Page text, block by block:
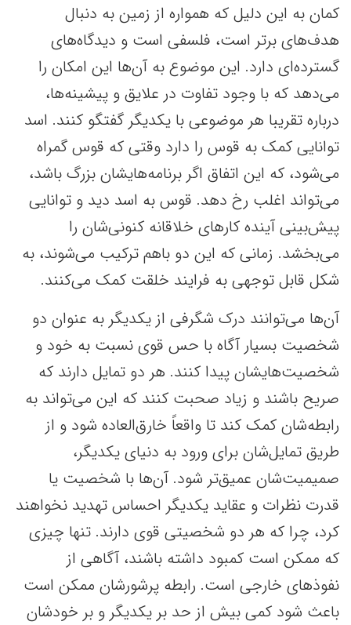
کمان به این دلیل که همواره از زمین به دنبال
هدف‌های برتر است، فلسفی است و دیدگاه‌های
گسترده‌ای دارد. این موضوع به آن‌ها این امکان را
می‌دهد که با وجود تفاوت در علایق و پیشینه‌ها،
درباره تقریبا هر موضوعی با یکدیگر گفتگو کنند. اسد
توانایی کمک به قوس را دارد وقتی که قوس گمراه
می‌شود، که این اتفاق اگر برنامه‌هایشان بزرگ باشد،
می‌تواند اغلب رخ دهد. قوس به اسد دید و توانایی
پیش‌بینی آینده کارهای خلاقانه کنونی‌شان را
می‌بخشد. زمانی که این دو باهم ترکیب می‌شوند، به
شکل قابل توجهی به فرایند خلقت کمک می‌کنند.
آن‌ها می‌توانند درک شگرفی از یکدیگر به عنوان دو
شخصیت بسیار آگاه با حس قوی نسبت به خود و
شخصیت‌هایشان پیدا کنند. هر دو تمایل دارند که
صریح باشند و زیاد صحبت کنند که این می‌تواند به
رابطه‌شان کمک کند تا واقعاً خارق‌العاده شود و از
طریق تمایل‌شان برای ورود به دنیای یکدیگر،
صمیمیت‌شان عمیق‌تر شود. آن‌ها با شخصیت یا
قدرت نظرات و عقاید یکدیگر احساس تهدید نخواهند
کرد، چرا که هر دو شخصیتی قوی دارند. تنها چیزی
که ممکن است کمبود داشته باشند، آگاهی از
نفوذهای خارجی است. رابطه پرشورشان ممکن است
باعث شود کمی بیش از حد بر یکدیگر و بر خودشان